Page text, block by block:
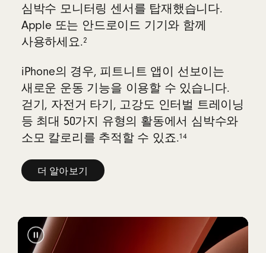
심박수 모니터링 센서를 탑재했습니다.
Apple 또는 안드로이드 기기와 함께
사용하세요.2
iPhone의 경우, 피트니트 앱이 선보이는
새로운 운동 기능을 이용할 수 있습니다.
걷기, 자전거 타기, 고강도 인터벌 트레이닝
등 최대 50가지 유형의 활동에서 심박수와
소모 칼로리를 추적할 수 있죠.14
더 알아보기
수
모